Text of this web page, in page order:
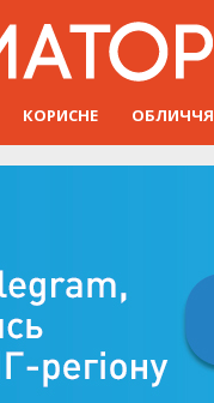
КОРИСНЕ ОБЛИЧЧЯ